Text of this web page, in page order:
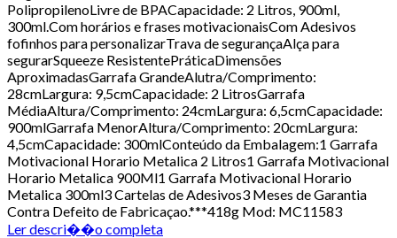
PolipropilenoLivre de BPACapacidade: 2 Litros, 900ml,
300ml.Com horários e frases motivacionaisCom Adesivos
fofinhos para personalizarTrava de segurançaAlça para
segurarSqueeze ResistentePráticaDimensões
AproximadasGarrafa GrandeAlutra/Comprimento:
28cmLargura: 9,5cmCapacidade: 2 LitrosGarrafa
MédiaAltura/Comprimento: 24cmLargura: 6,5cmCapacidade:
900mlGarrafa MenorAltura/Comprimento: 20cmLargura:
4,5cmCapacidade: 300mlConteúdo da Embalagem:1 Garrafa
Motivacional Horario Metalica 2 Litros1 Garrafa Motivacional
Horario Metalica 900Ml1 Garrafa Motivacional Horario
Metalica 300ml3 Cartelas de Adesivos3 Meses de Garantia
Contra Defeito de Fabricaçao.***418g Mod: MC11583
Ler descri��o completa